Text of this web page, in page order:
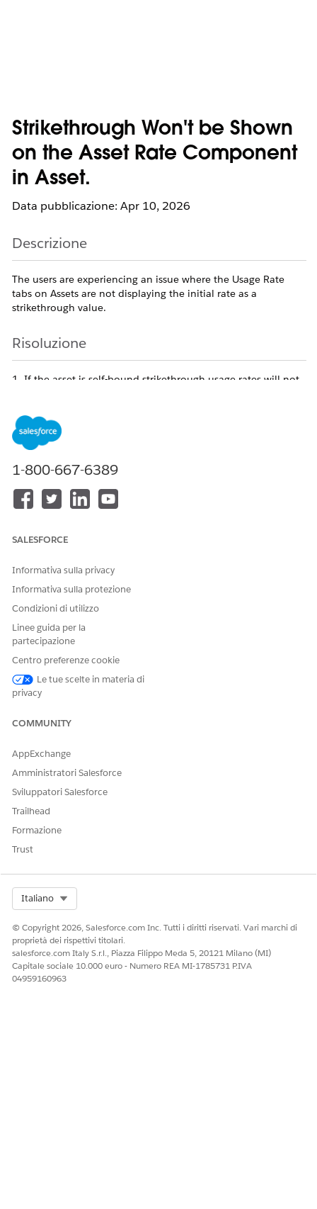
Strikethrough Won't be Shown
on the Asset Rate Component
in Asset.
Data pubblicazione: Apr 10, 2026
Descrizione
The users are experiencing an issue where the Usage Rate
tabs on Assets are not displaying the initial rate as a
strikethrough value.
Risoluzione
1. If the asset is self-bound strikethrough usage rates will not
2. If the asset is bound to a target, the strikethrough usage
rates will be visible on the Assets page.
3. This is an expected behaviour.
Usage Rate without self bound:
Risorse aggiuntive
Usage Management
1-800-667-6389
SALESFORCE
Informativa sulla privacy
Informativa sulla protezione
Condizioni di utilizzo
Linee guida per la
partecipazione
Centro preferenze cookie
Le tue scelte in materia di
privacy
COMMUNITY
AppExchange
Amministratori Salesforce
Sviluppatori Salesforce
Trailhead
Formazione
Trust
Italiano
© Copyright 2026, Salesforce.com Inc. Tutti i diritti riservati. Vari marchi di
proprietà dei rispettivi titolari.
salesforce.com Italy S.r.l., Piazza Filippo Meda 5, 20121 Milano (MI)
Capitale sociale 10.000 euro - Numero REA MI-1785731 P.IVA
04959160963